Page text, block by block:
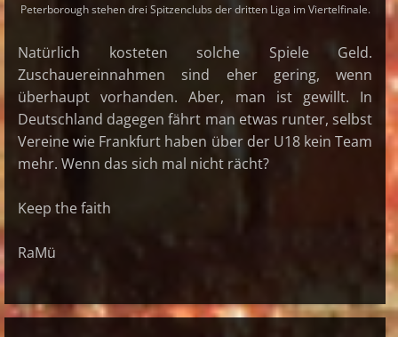
Peterborough stehen drei Spitzenclubs der dritten Liga im Viertelfinale.
Natürlich kosteten solche Spiele Geld.
Zuschauereinnahmen sind eher gering, wenn
überhaupt vorhanden. Aber, man ist gewillt. In
Deutschland dagegen fährt man etwas runter, selbst
Vereine wie Frankfurt haben über der U18 kein Team
mehr. Wenn das sich mal nicht rächt?
Keep the faith
RaMü